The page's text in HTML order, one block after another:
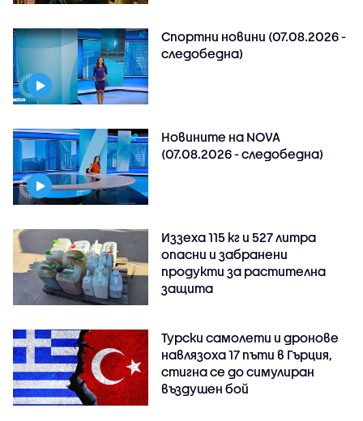
Спортни новини (07.08.2026 -
следобедна)
Новините на NOVA
(07.08.2026 - следобедна)
Иззеха 115 кг и 527 литра
опасни и забранени
продукти за растителна
защита
Турски самолети и дронове
навлязоха 17 пъти в Гърция,
стигна се до симулиран
въздушен бой